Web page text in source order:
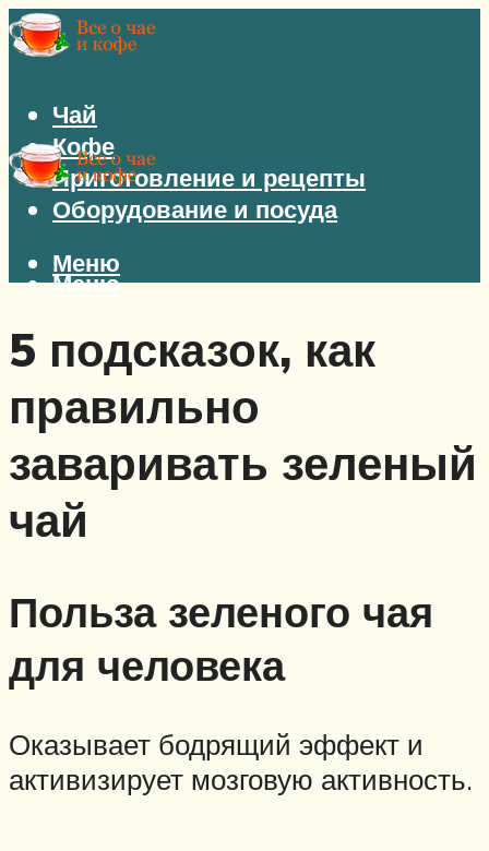
Чай
Кофе
Приготовление и рецепты
Оборудование и посуда
Меню
Меню
5 подсказок, как
правильно
заваривать зеленый
чай
Польза зеленого чая
для человека
Оказывает бодрящий эффект и
активизирует мозговую активность.